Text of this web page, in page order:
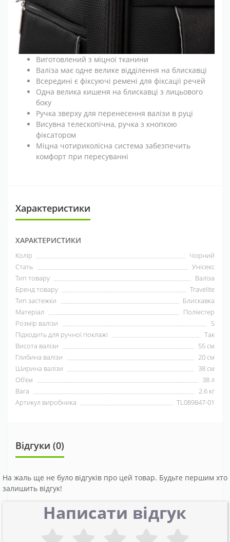
Виготовлений з міцної тканини
Валіза має одне велике відділення на блискавці
Всередині є фіксуючі ремені для фіксації речей
Одна велика кишеня на блискавці з лицьового
боку
Ручка зверху для перенесення валізи в руці
Висувна телескопічна, ручка з кнопкою
фіксатором
Міцна чотириколісна система забезпечить
комфорт при пересуванні
Характеристики
ХАРАКТЕРИСТИКИ
Колір
Чорний
Стать
Унісекс
Тип товару
Валіза
Бренд товару
Travelite
Тип застежки
Блискавка
Матеріал
Поліестер
Розмір валізи
S
Підходить для ручної поклажі
Так
Висота валізи
55 см
Глибина валізи
20 см
Ширина валізи
38 см
Об'єм
38 л
Вага
2.6 кг
Артикул виробника
TL089847-01
Відгуки (0)
На жаль ще не було відгуків про цей товар. Будьте першим хто
залишить відгук!
Написати відгук